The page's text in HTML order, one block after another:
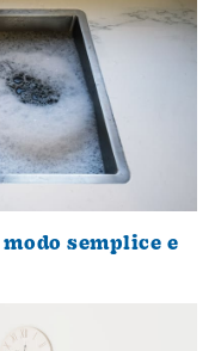
semplice e